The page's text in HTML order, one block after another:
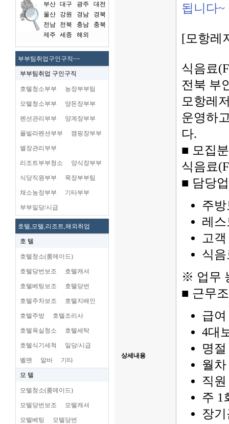
부산 대구 광주
대전
울산
강원 경남
경북
전남
전북 충남
충북
제주
세종 해외
부부팀취업구인구직~~
부부팀취업 구인구직
호텔청소부부 농장부부팀
모텔청소부부 양돈장부부
펜션관리부부 양계장부부
플빌라펜션부부 캠핑장부부
별장관리부부
리조트부부청소 양식장부부
식당직원부부 목장부부팀
채소농장부부 기타부부
부부일당/시급
호텔,모텔,리조트,해외취업
호 텔
호텔청소(룸메이드)
호텔당번보조 호텔캐셔
호텔베팅보조 호텔당번
호텔주차보조 호텔지배인
호텔주방 호텔조리사
호텔욕실청소 호텔세탁
호텔식기세척 일당/시급
벨맨 알바 기타
모 텔
모텔청소(룸메이드)
모텔당번보조 모텔캐셔
모텔베팅 모텔당번
상세내용
됩니다
[모항레
식음료
전북 부
모항레
운영하
다.
■ 모집
식음료
■ 담당
주
레
고
식
※ 업무
■ 근무
급
4대
명
월
직
주 1
장